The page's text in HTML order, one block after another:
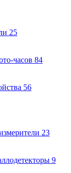
25
часов 84
56
23
9